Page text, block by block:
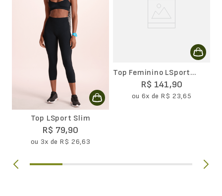
Top LSport Slim
R$ 79,90
ou 3x de R$ 26,63
Top Feminino LSport
R$ 141,90
ou 6x de R$ 23,65